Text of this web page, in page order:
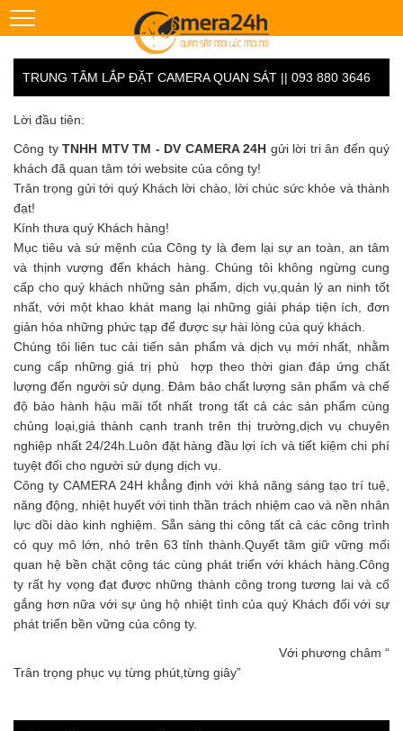
TRUNG TÂM LẮP ĐẶT CAMERA QUAN SÁT || 093 880 3646
Lời đầu tiên:
Công ty TNHH MTV TM - DV CAMERA 24H gửi lời tri ân đến quý
khách đã quan tâm tới website của công ty!
Trân trọng gửi tới quý Khách lời chào, lời chúc sức khỏe và thành
đạt!
Kính thưa quý Khách hàng!
Mục tiêu và sứ mệnh của Công ty là đem lại sự an toàn, an tâm
và thịnh vượng đến khách hàng. Chúng tôi không ngừng cung
cấp cho quý khách những sản phẩm, dịch vụ,quản lý an ninh tốt
nhất, với một khao khát mang lại những giải pháp tiện ích, đơn
giản hóa những phức tạp để được sự hài lòng của quý khách.
Chúng tôi liên tuc cải tiến sản phẩm và dịch vụ mới nhất, nhằm
cung cấp những giá trị phù hợp theo thời gian đáp ứng chất
lượng đến người sử dụng. Đảm bảo chất lượng sản phẩm và chế
độ bảo hành hậu mãi tốt nhất trong tất cả các sản phẩm cùng
chủng loại,giá thành cạnh tranh trên thị trường,dịch vụ chuyên
nghiệp nhất 24/24h.Luôn đặt hàng đầu lợi ích và tiết kiệm chi phí
tuyệt đối cho người sử dụng dịch vụ.
Công ty CAMERA 24H khẳng định với khả năng sáng tạo trí tuệ,
năng động, nhiệt huyết với tinh thần trách nhiệm cao và nền nhân
lực dồi dào kinh nghiệm. Sẵn sàng thi công tất cả các công trình
có quy mô lớn, nhỏ trên 63 tỉnh thành.Quyết tâm giữ vững mối
quan hệ bền chặt cộng tác cùng phát triển với khách hàng.Công
ty rất hy vọng đạt được những thành công trong tương lai và cố
gắng hơn nữa với sự ủng hộ nhiệt tình của quý Khách đối với sự
phát triển bền vững của công ty.
Với phương châm “
Trân trọng phục vụ từng phút,từng giây”